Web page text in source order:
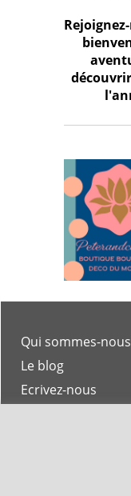
Qui sommes-
Le blog
Ecrivez-nous